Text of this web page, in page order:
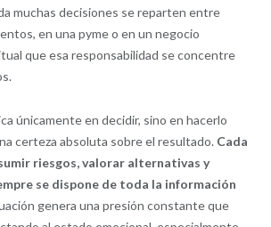
muchas decisiones se reparten entre
en una pyme o en un negocio
que esa responsabilidad se concentre
únicamente en decidir, sino en hacerlo
certeza absoluta sobre el resultado. Cada
riesgos, valorar alternativas y
se dispone de toda la información
genera una presión constante que